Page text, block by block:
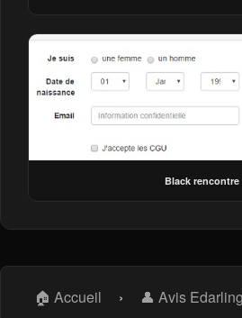
Black rencontre
🏠 Accueil › 👤 Avis Edarling